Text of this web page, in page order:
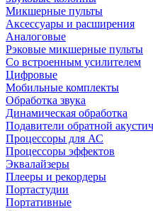
Микшерные пульты
Аксессуары и расширения
Аналоговые
Рэковые микшерные пульты
Со встроенным усилителем
Цифровые
Мобильные комплекты
Обработка звука
Динамическая обработка
Подавители обратной
Процессоры для АС
Процессоры эффектов
Эквалайзеры
Плееры и рекордеры
Портастудии
Портативные